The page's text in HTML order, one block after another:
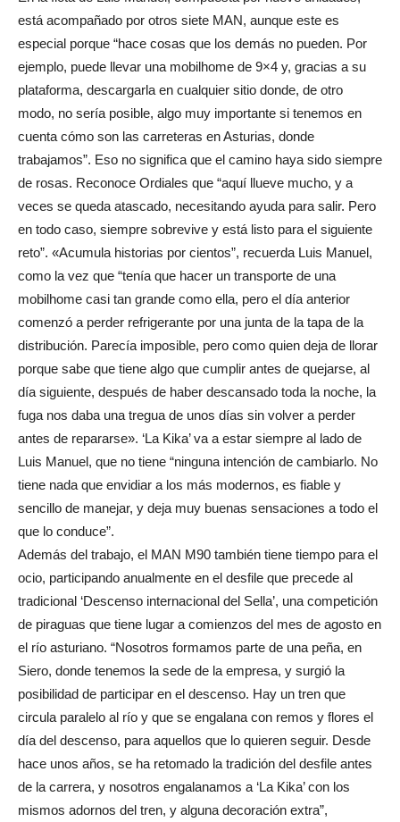
está acompañado por otros siete MAN, aunque este es
especial porque “hace cosas que los demás no pueden. Por
ejemplo, puede llevar una mobilhome de 9×4 y, gracias a su
plataforma, descargarla en cualquier sitio donde, de otro
modo, no sería posible, algo muy importante si tenemos en
cuenta cómo son las carreteras en Asturias, donde
trabajamos”. Eso no significa que el camino haya sido siempre
de rosas. Reconoce Ordiales que “aquí llueve mucho, y a
veces se queda atascado, necesitando ayuda para salir. Pero
en todo caso, siempre sobrevive y está listo para el siguiente
reto”. «Acumula historias por cientos”, recuerda Luis Manuel,
como la vez que “tenía que hacer un transporte de una
mobilhome casi tan grande como ella, pero el día anterior
comenzó a perder refrigerante por una junta de la tapa de la
distribución. Parecía imposible, pero como quien deja de llorar
porque sabe que tiene algo que cumplir antes de quejarse, al
día siguiente, después de haber descansado toda la noche, la
fuga nos daba una tregua de unos días sin volver a perder
antes de repararse». ‘La Kika’ va a estar siempre al lado de
Luis Manuel, que no tiene “ninguna intención de cambiarlo. No
tiene nada que envidiar a los más modernos, es fiable y
sencillo de manejar, y deja muy buenas sensaciones a todo el
que lo conduce”.
Además del trabajo, el MAN M90 también tiene tiempo para el
ocio, participando anualmente en el desfile que precede al
tradicional ‘Descenso internacional del Sella’, una competición
de piraguas que tiene lugar a comienzos del mes de agosto en
el río asturiano. “Nosotros formamos parte de una peña, en
Siero, donde tenemos la sede de la empresa, y surgió la
posibilidad de participar en el descenso. Hay un tren que
circula paralelo al río y que se engalana con remos y flores el
día del descenso, para aquellos que lo quieren seguir. Desde
hace unos años, se ha retomado la tradición del desfile antes
de la carrera, y nosotros engalanamos a ‘La Kika’ con los
mismos adornos del tren, y alguna decoración extra”,